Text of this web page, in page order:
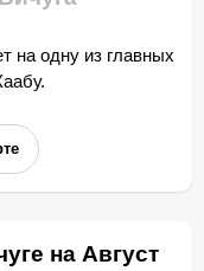
на одну из главных
на Август